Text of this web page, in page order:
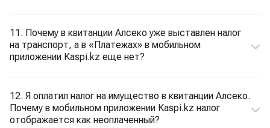
11. Почему в квитанции Алсеко уже выставлен налог
на транспорт, а в «Платежах» в мобильном
приложении Kaspi.kz еще нет?
12. Я оплатил налог на имущество в квитанции Алсеко.
Почему в мобильном приложении Kaspi.kz налог
отображается как неоплаченный?